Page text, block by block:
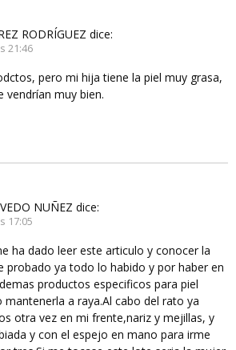
RODRÍGUEZ dice:
21:46
pero mi hija tiene la piel muy grasa,
vendrían muy bien.
NUÑEZ dice:
17:05
ha dado leer este articulo y conocer la
probado ya todo lo habido y por haber en
productos especificos para piel
a raya.Al cabo del rato ya
otra vez en mi frente,nariz y mejillas, y
y con el espejo en mano para irme